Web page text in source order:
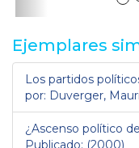
Ejemplares
Los partidos
por: Duverger,
¿Ascenso político
Publicado: (2000)